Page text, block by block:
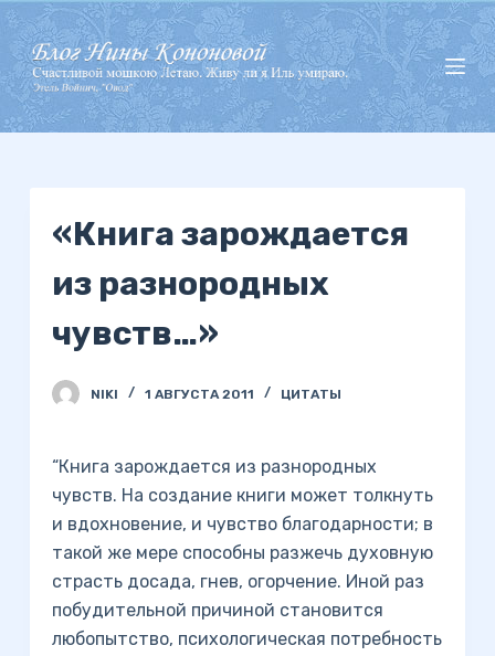
П
е
р
е
й
«Книга зарождается
из разнородных
чувств…»
NIKI 1 АВГУСТА 2011 ЦИТАТЫ
“Книга зарождается из разнородных
чувств. На со­здание книги может толкнуть
и вдохновение, и чувство благодарности; в
такой же мере способны разжечь ду­ховную
страсть досада, гнев, огорчение. Иной раз
по­будительной причиной становится
любопытство, психо­логическая потребность